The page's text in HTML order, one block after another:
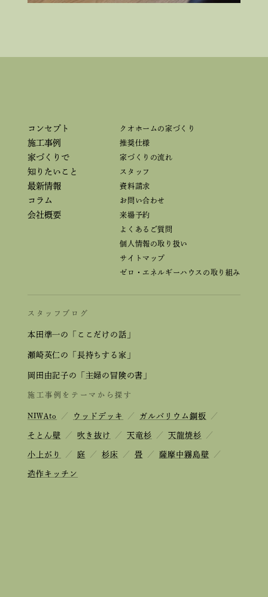
コンセプト
施工事例
家づくりで
知りたいこと
最新情報
コラム
会社概要
クオホームの家づくり
推奨仕様
家づくりの流れ
スタッフ
資料請求
お問い合わせ
来場予約
よくあるご質問
個人情報の取り扱い
サイトマップ
ゼロ・エネルギーハウスの取り組み
スタッフブログ
本田準一の「ここだけの話」
瀬崎英仁の「長持ちする家」
岡田由記子の「主婦の冒険の書」
施工事例をテーマから探す
NIWAto ／ ウッドデッキ ／ ガルバリウム鋼板 ／
そとん壁 ／ 吹き抜け ／ 天竜杉 ／ 天龍焼杉 ／
小上がり ／ 庭 ／ 杉床 ／ 畳 ／ 薩摩中霧島壁 ／
造作キッチン